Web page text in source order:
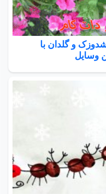
و گلدان با
وسایل